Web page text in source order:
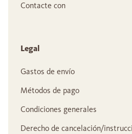
Contacte con
Legal
Gastos de envío
Métodos de pago
Condiciones generales
Derecho de cancelación/